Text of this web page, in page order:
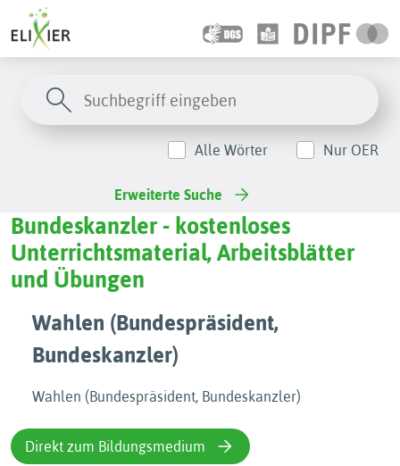
Alle Wörter Nur OER
Erweiterte Suche
Bundeskanzler - kostenloses
Unterrichtsmaterial, Arbeitsblätter
und Übungen
Wahlen (Bundespräsident,
Bundeskanzler)
Wahlen (Bundespräsident, Bundeskanzler)
Direkt zum Bildungsmedium